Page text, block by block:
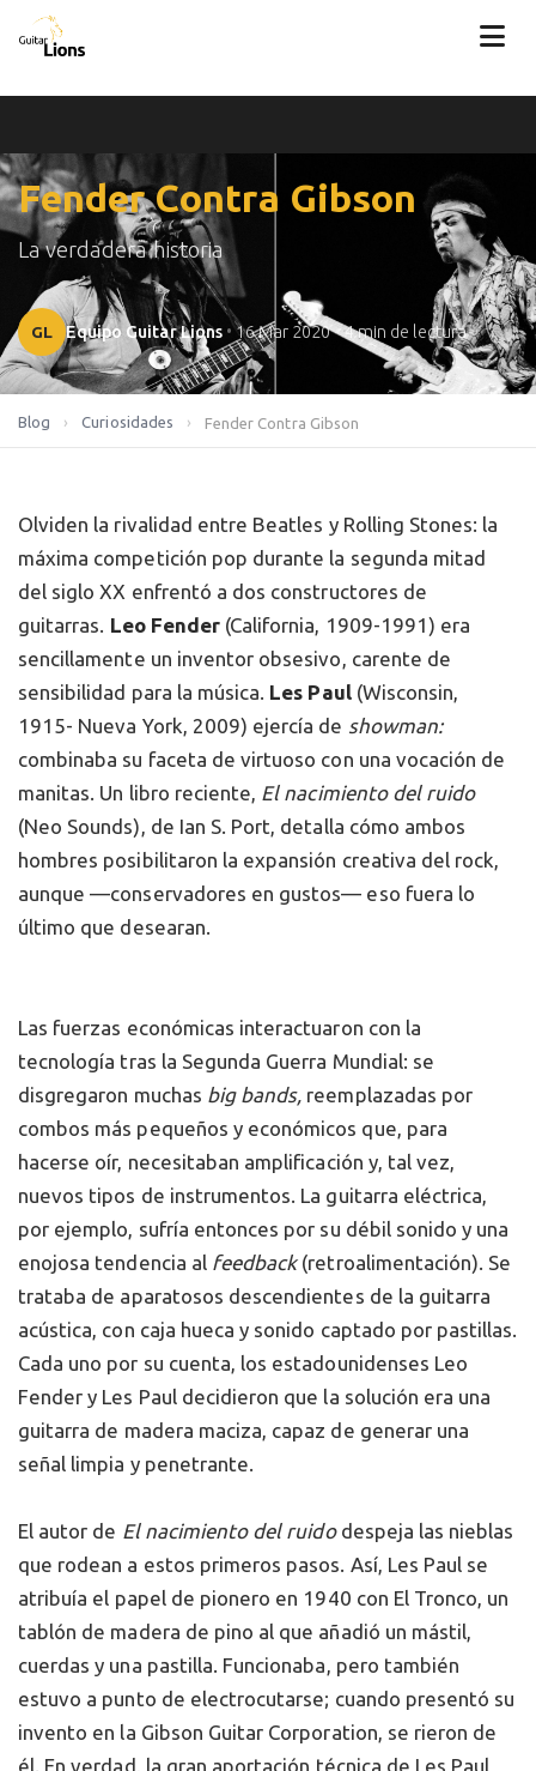
Fender Contra Gibson
La verdadera historia
GL Equipo Guitar Lions • 16 Mar 2020•4 min de lectura
Blog › Curiosidades › Fender Contra Gibson
Olviden la rivalidad entre Beatles y Rolling Stones: la
máxima competición pop durante la segunda mitad
del siglo XX enfrentó a dos constructores de
guitarras. Leo Fender(California, 1909-1991) era
sencillamente un inventor obsesivo, carente de
sensibilidad para la música. Les Paul (Wisconsin,
1915- Nueva York, 2009) ejercía de showman:
combinaba su faceta de virtuoso con una vocación de
manitas. Un libro reciente, El nacimiento del ruido
(Neo Sounds), de Ian S. Port, detalla cómo ambos
hombres posibilitaron la expansión creativa del rock,
aunque —conservadores en gustos— eso fuera lo
último que desearan.
Las fuerzas económicas interactuaron con la
tecnología tras la Segunda Guerra Mundial: se
disgregaron muchas big bands, reemplazadas por
combos más pequeños y económicos que, para
hacerse oír, necesitaban amplificación y, tal vez,
nuevos tipos de instrumentos. La guitarra eléctrica,
por ejemplo, sufría entonces por su débil sonido y una
enojosa tendencia al feedback(retroalimentación). Se
trataba de aparatosos descendientes de la guitarra
acústica, con caja hueca y sonido captado por pastillas.
Cada uno por su cuenta, los estadounidenses Leo
Fender y Les Paul decidieron que la solución era una
guitarra de madera maciza, capaz de generar una
señal limpia y penetrante.
El autor de El nacimiento del ruidodespeja las nieblas
que rodean a estos primeros pasos. Así, Les Paul se
atribuía el papel de pionero en 1940 con El Tronco, un
tablón de madera de pino al que añadió un mástil,
cuerdas y una pastilla. Funcionaba, pero también
estuvo a punto de electrocutarse; cuando presentó su
invento en la Gibson Guitar Corporation, se rieron de
él. En verdad, la gran aportación técnica de Les Paul